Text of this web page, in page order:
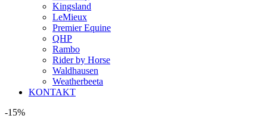
Kingsland
LeMieux
Premier Equine
QHP
Rambo
Rider by Horse
Waldhausen
Weatherbeeta
KONTAKT
-15%